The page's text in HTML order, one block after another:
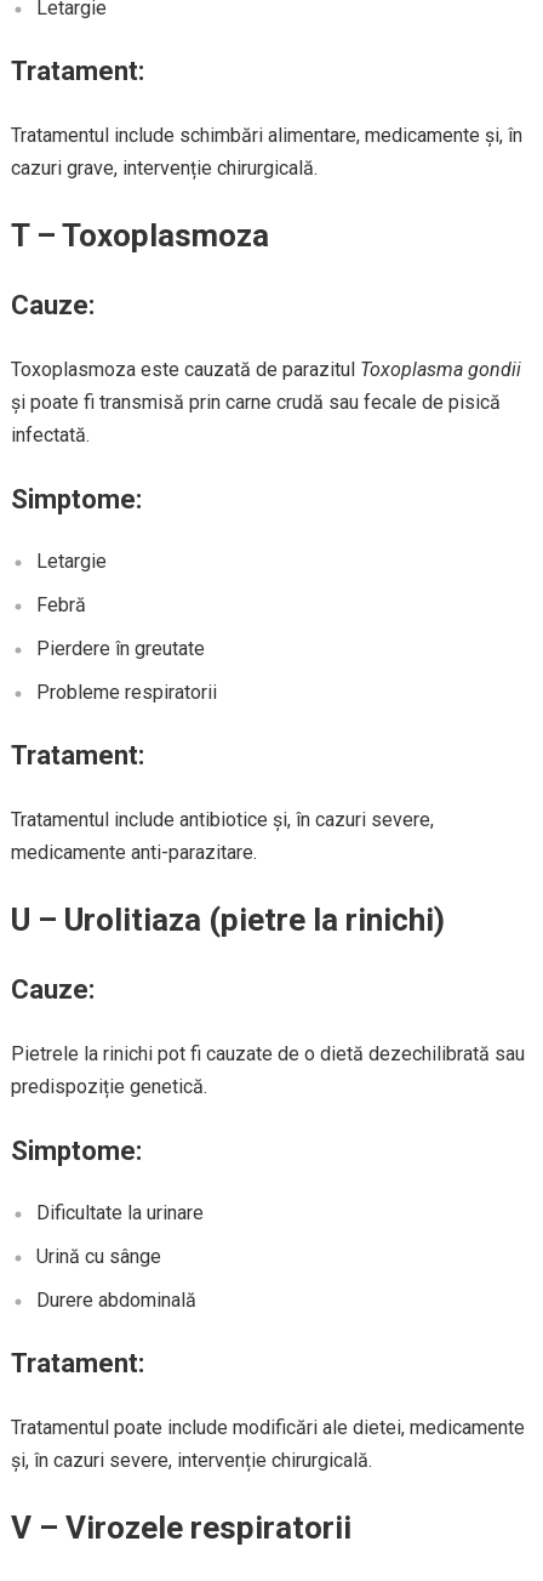
Letargie
Tratament:
Tratamentul include schimbări alimentare, medicamente și, în
cazuri grave, intervenție chirurgicală.
T – Toxoplasmoza
Cauze:
Toxoplasmoza este cauzată de parazitul Toxoplasma gondii
și poate fi transmisă prin carne crudă sau fecale de pisică
infectată.
Simptome:
Letargie
Febră
Pierdere în greutate
Probleme respiratorii
Tratament:
Tratamentul include antibiotice și, în cazuri severe,
medicamente anti-parazitare.
U – Urolitiaza (pietre la rinichi)
Cauze:
Pietrele la rinichi pot fi cauzate de o dietă dezechilibrată sau
predispoziție genetică.
Simptome:
Dificultate la urinare
Urină cu sânge
Durere abdominală
Tratament:
Tratamentul poate include modificări ale dietei, medicamente
și, în cazuri severe, intervenție chirurgicală.
V – Virozele respiratorii